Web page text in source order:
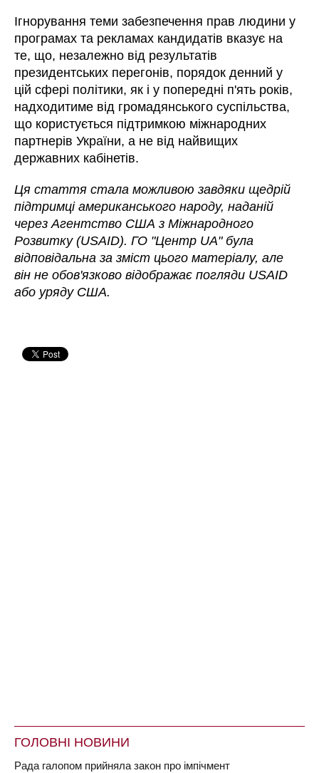
Ігнорування теми забезпечення прав людини у
програмах та рекламах кандидатів вказує на
те, що, незалежно від результатів
президентських перегонів, порядок денний у
цій сфері політики, як і у попередні п'ять років,
надходитиме від громадянського суспільства,
що користується підтримкою міжнародних
партнерів України, а не від найвищих
державних кабінетів.
Ця стаття стала можливою завдяки щедрій
підтримці американського народу, наданій
через Агентство США з Міжнародного
Розвитку (USAID). ГО "Центр UA" була
відповідальна за зміст цього матеріалу, але
він не обов'язково відображає погляди USAID
або уряду США.
ГОЛОВНІ НОВИНИ
Рада галопом прийняла закон про імпічмент